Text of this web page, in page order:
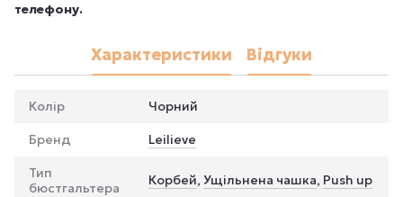
телефону.
Характеристики Відгуки
Колір Чорний
Бренд Leilieve
Тип
бюстгальтера
Корбей, Ущільнена чашка, Push up